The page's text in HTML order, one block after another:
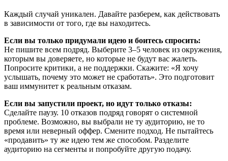
Каждый случай уникален. Давайте разберем, как действовать
в зависимости от того, где вы находитесь.
Если вы только придумали идею и боитесь спросить:
Не пишите всем подряд. Выберите 3–5 человек из окружения,
которым вы доверяете, но которые не будут вас жалеть.
Попросите критики, а не поддержки. Скажите: «Я хочу
услышать, почему это может не сработать». Это подготовит
ваш иммунитет к реальным отказам.
Если вы запустили проект, но идут только отказы:
Сделайте паузу. 10 отказов подряд говорят о системной
проблеме. Возможно, вы выбрали не ту аудиторию, не то
время или неверный оффер. Смените подход. Не пытайтесь
«продавить» ту же идею тем же способом. Разделите
аудиторию на сегменты и попробуйте другую подачу.